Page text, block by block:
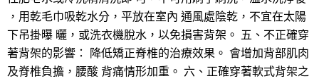
，用乾毛巾吸乾水分，平放在室內 通風處陰乾，不宜在太陽
下吊掛曝 曬，或洗衣機脫水，以免損害背架。 五、不正確穿
著背架的影響： 降低矯正脊椎的治療效果。 會增加背部肌肉
及脊椎負擔，腰酸 背痛情形加重。 六、正確穿著軟式背架之